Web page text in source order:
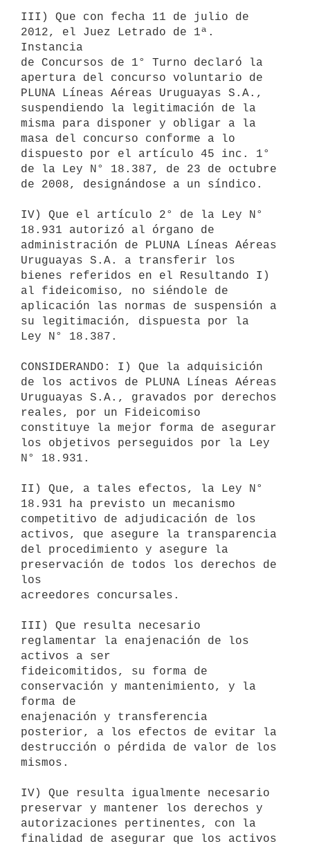
III) Que con fecha 11 de julio de
2012, el Juez Letrado de 1ª.
Instancia
de Concursos de 1° Turno declaró la
apertura del concurso voluntario de
PLUNA Líneas Aéreas Uruguayas S.A.,
suspendiendo la legitimación de la
misma para disponer y obligar a la
masa del concurso conforme a lo
dispuesto por el artículo 45 inc. 1°
de la Ley N° 18.387, de 23 de octubre
de 2008, designándose a un síndico.
IV) Que el artículo 2° de la Ley N°
18.931 autorizó al órgano de
administración de PLUNA Líneas Aéreas
Uruguayas S.A. a transferir los
bienes referidos en el Resultando I)
al fideicomiso, no siéndole de
aplicación las normas de suspensión a
su legitimación, dispuesta por la
Ley N° 18.387.
CONSIDERANDO: I) Que la adquisición
de los activos de PLUNA Líneas Aéreas
Uruguayas S.A., gravados por derechos
reales, por un Fideicomiso
constituye la mejor forma de asegurar
los objetivos perseguidos por la Ley
N° 18.931.
II) Que, a tales efectos, la Ley N°
18.931 ha previsto un mecanismo
competitivo de adjudicación de los
activos, que asegure la transparencia
del procedimiento y asegure la
preservación de todos los derechos de
los
acreedores concursales.
III) Que resulta necesario
reglamentar la enajenación de los
activos a ser
fideicomitidos, su forma de
conservación y mantenimiento, y la
forma de
enajenación y transferencia
posterior, a los efectos de evitar la
destrucción o pérdida de valor de los
mismos.
IV) Que resulta igualmente necesario
preservar y mantener los derechos y
autorizaciones pertinentes, con la
finalidad de asegurar que los activos